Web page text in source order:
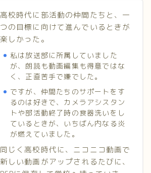
高校時代に部活動の仲間たちと、一
つの目標に向けて進んでいるときが
楽しかった。
私は放送部に所属していました
が、朗読も動画編集も得意ではな
く、正直苦手で嫌でした。
ですが、仲間たちのサポートをす
るのは好きで、カメラアシスタン
トや部活動終了時の食器洗いをし
ているときが、いちばん内なる炎
が燃えていました。
同じく高校時代に、ニコニコ動画で
新しい動画がアップされるたびに、